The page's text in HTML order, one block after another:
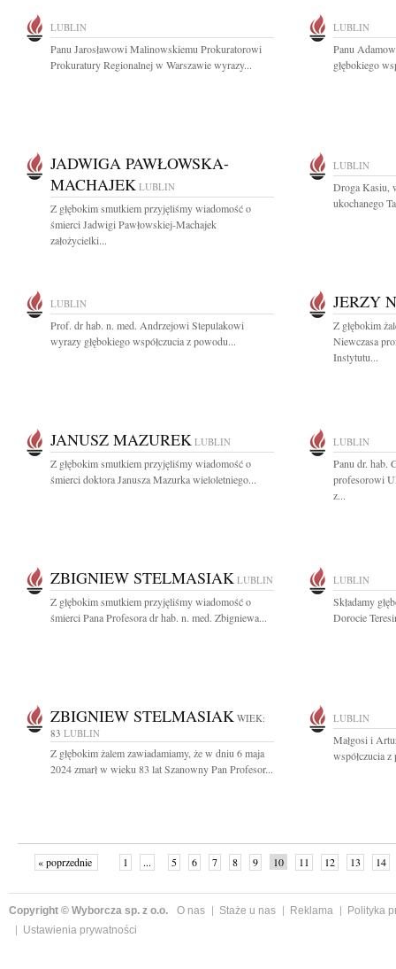
LUBLIN
Panu Jarosławowi Malinowskiemu Prokuratorowi
Prokuratury Regionalnej w Warszawie wyrazy...
LUBLIN
Panu
głębokiego
JADWIGA PAWŁOWSKA-
MACHAJEK LUBLIN
Z głębokim smutkiem przyjęliśmy wiadomość o
śmierci Jadwigi Pawłowskiej-Machajek
założycielki...
LUBLIN
Droga Kasiu,
ukochanego
LUBLIN
Prof. dr hab. n. med. Andrzejowi Stepulakowi
wyrazy głębokiego współczucia z powodu...
JERZY
Z głębokim
Niewczasa
Instytutu...
JANUSZ MAZUREK LUBLIN
Z głębokim smutkiem przyjęliśmy wiadomość o
śmierci doktora Janusza Mazurka wieloletniego...
LUBLIN
Panu dr. hab.
profesorowi
z...
ZBIGNIEW STELMASIAK LUBLIN
Z głębokim smutkiem przyjęliśmy wiadomość o
śmierci Pana Profesora dr hab. n. med. Zbigniewa...
LUBLIN
Składamy
Dorocie
ZBIGNIEW STELMASIAK WIEK:
83 LUBLIN
Z głębokim żalem zawiadamiamy, że w dniu 6 maja
2024 zmarł w wieku 83 lat Szanowny Pan Profesor...
LUBLIN
Małgosi i
współczucia
« poprzednie 1 ... 5 6 7 8 9 10 11 12 13 14
Copyright © Wyborcza sp. z o.o. O nas Staże u nas Reklama
Polityka
Ustawienia prywatności